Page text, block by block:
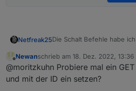
Netfreak25Die Schalt Befehle habe
Das AC schalten sah wie
aus schalten - für an war
{
"id":
"version": "1.0",
Wobei wahrscheinlich nur
Offline
Newanschrieb am 18. Dez. 2022, 13:36
zuletzt editiert von
@moritzkuhn Probiere mal ein
und mit der ID ein setzen?